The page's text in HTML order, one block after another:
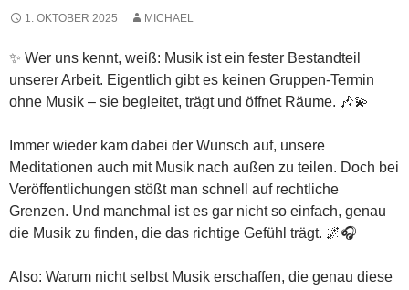
1. OKTOBER 2025 MICHAEL
✨ Wer uns kennt, weiß: Musik ist ein fester Bestandteil
unserer Arbeit. Eigentlich gibt es keinen Gruppen-Termin
ohne Musik – sie begleitet, trägt und öffnet Räume. 🎶💫
Immer wieder kam dabei der Wunsch auf, unsere
Meditationen auch mit Musik nach außen zu teilen. Doch bei
Veröffentlichungen stößt man schnell auf rechtliche
Grenzen. Und manchmal ist es gar nicht so einfach, genau
die Musik zu finden, die das richtige Gefühl trägt. 🌌🎧
Also: Warum nicht selbst Musik erschaffen, die genau diese